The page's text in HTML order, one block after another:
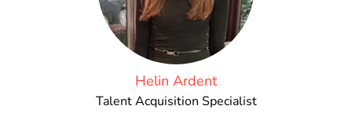
Helin Ardent
Talent Acquisition Specialist